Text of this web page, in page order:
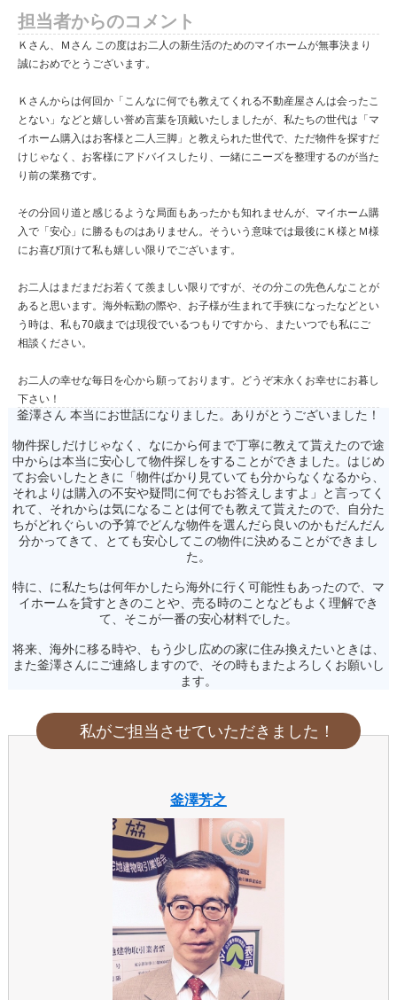
担当者からのコメント
Ｋさん、Ｍさん この度はお二人の新生活のためのマイホームが無事決まり
誠におめでとうございます。
Ｋさんからは何回か「こんなに何でも教えてくれる不動産屋さんは会ったこ
とない」などと嬉しい誉め言葉を頂戴いたしましたが、私たちの世代は「マ
イホーム購入はお客様と二人三脚」と教えられた世代で、ただ物件を探すだ
けじゃなく、お客様にアドバイスしたり、一緒にニーズを整理するのが当た
り前の業務です。
その分回り道と感じるような局面もあったかも知れませんが、マイホーム購
入で「安心」に勝るものはありません。そういう意味では最後にＫ様とＭ様
にお喜び頂けて私も嬉しい限りでございます。
お二人はまだまだお若くて羨ましい限りですが、その分この先色んなことが
あると思います。海外転勤の際や、お子様が生まれて手狭になったなどとい
う時は、私も70歳までは現役でいるつもりですから、またいつでも私にご
相談ください。
お二人の幸せな毎日を心から願っております。どうぞ末永くお幸せにお暮し
下さい！
釜澤さん 本当にお世話になりました。ありがとうございました！
物件探しだけじゃなく、なにから何まで丁寧に教えて貰えたので途
中からは本当に安心して物件探しをすることができました。はじめ
てお会いしたときに「物件ばかり見ていても分からなくなるから、
それよりは購入の不安や疑問に何でもお答えしますよ」と言ってく
れて、それからは気になることは何でも教えて貰えたので、自分た
ちがどれぐらいの予算でどんな物件を選んだら良いのかもだんだん
分かってきて、とても安心してこの物件に決めることができまし
た。
特に、に私たちは何年かしたら海外に行く可能性もあったので、マ
イホームを貸すときのことや、売る時のことなどもよく理解でき
て、そこが一番の安心材料でした。
将来、海外に移る時や、もう少し広めの家に住み換えたいときは、
また釜澤さんにご連絡しますので、その時もまたよろしくお願いし
ます。
私がご担当させていただきました！
釜澤芳之